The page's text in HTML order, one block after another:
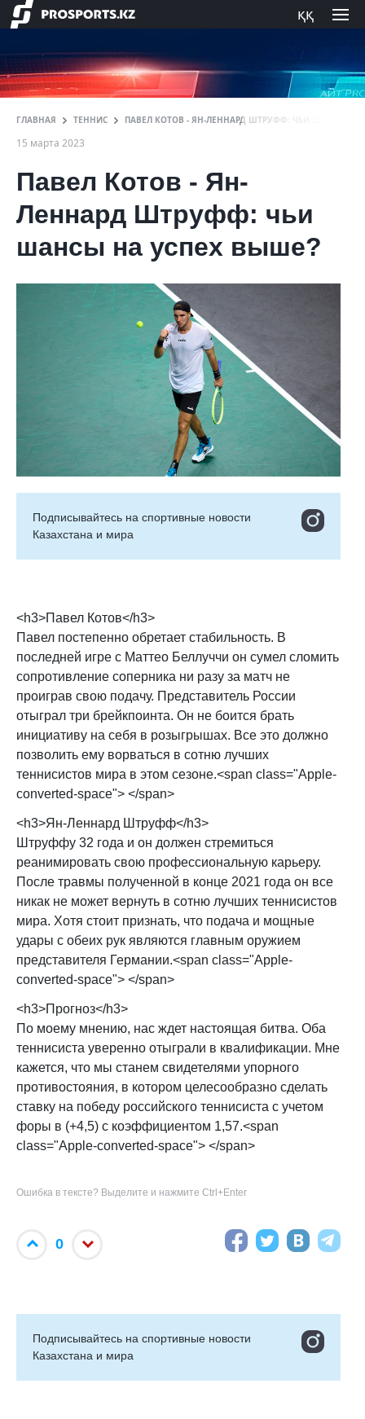
ққ
ГЛАВНАЯ ТЕННИС ПАВЕЛ КОТОВ - ЯН-ЛЕННАРД ШТРУФФ: ЧЬИ ШАНСЫ НА
15 марта 2023
Павел Котов - Ян-
Леннард Штруфф: чьи
шансы на успех выше?
Подписывайтесь на cпортивные новости
Казахстана и мира
<h3>Павел Котов</h3>
Павел постепенно обретает стабильность. В
последней игре с Маттео Беллуччи он сумел сломить
сопротивление соперника ни разу за матч не
проиграв свою подачу. Представитель России
отыграл три брейкпоинта. Он не боится брать
инициативу на себя в розыгрышах. Все это должно
позволить ему ворваться в сотню лучших
теннисистов мира в этом сезоне.<span class="Apple-
converted-space"> </span>
<h3>Ян-Леннард Штруфф</h3>
Штруффу 32 года и он должен стремиться
реанимировать свою профессиональную карьеру.
После травмы полученной в конце 2021 года он все
никак не может вернуть в сотню лучших теннисистов
мира. Хотя стоит признать, что подача и мощные
удары с обеих рук являются главным оружием
представителя Германии.<span class="Apple-
converted-space"> </span>
<h3>Прогноз</h3>
По моему мнению, нас ждет настоящая битва. Оба
теннисиста уверенно отыграли в квалификации. Мне
кажется, что мы станем свидетелями упорного
противостояния, в котором целесообразно сделать
ставку на победу российского теннисиста с учетом
форы в (+4,5) с коэффициентом 1,57.<span
class="Apple-converted-space"> </span>
Ошибка в тексте? Выделите и нажмите Ctrl+Enter
0
Подписывайтесь на cпортивные новости
Казахстана и мира